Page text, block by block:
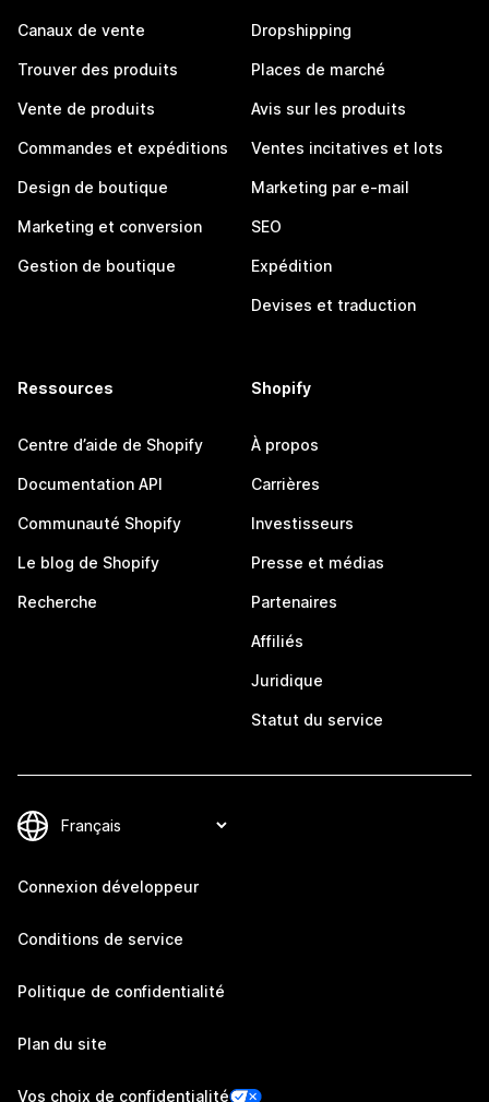
Canaux de vente
Trouver des produits
Vente de produits
Commandes et expéditions
Design de boutique
Marketing et conversion
Gestion de boutique
Dropshipping
Places de marché
Avis sur les produits
Ventes incitatives et lots
Marketing par e-mail
SEO
Expédition
Devises et traduction
Ressources
Centre d’aide de Shopify
Documentation API
Communauté Shopify
Le blog de Shopify
Recherche
Shopify
À propos
Carrières
Investisseurs
Presse et médias
Partenaires
Affiliés
Juridique
Statut du service
Connexion développeur
Conditions de service
Politique de confidentialité
Plan du site
Vos choix de confidentialité